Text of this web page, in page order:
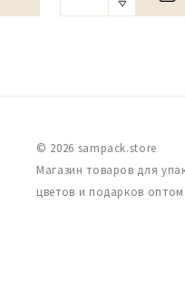
© 2026 sampack.store
Магазин товаров для
цветов и подарков